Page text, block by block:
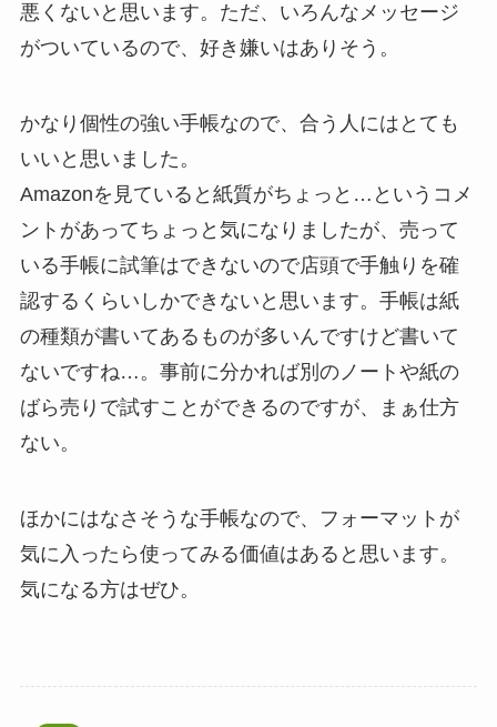
悪くないと思います。ただ、いろんなメッセージ
がついているので、好き嫌いはありそう。
かなり個性の強い手帳なので、合う人にはとても
いいと思いました。
Amazonを見ていると紙質がちょっと…というコメ
ントがあってちょっと気になりましたが、売って
いる手帳に試筆はできないので店頭で手触りを確
認するくらいしかできないと思います。手帳は紙
の種類が書いてあるものが多いんですけど書いて
ないですね…。事前に分かれば別のノートや紙の
ばら売りで試すことができるのですが、まぁ仕方
ない。
ほかにはなさそうな手帳なので、フォーマットが
気に入ったら使ってみる価値はあると思います。
気になる方はぜひ。